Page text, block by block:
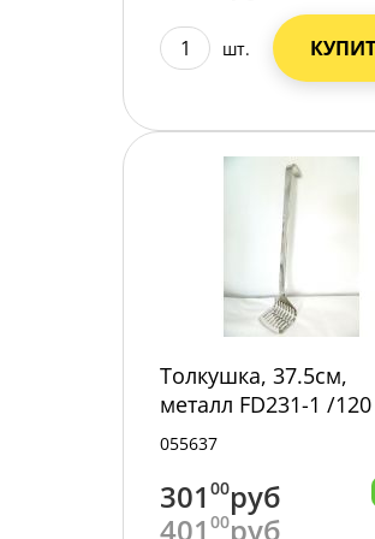
шт.
Толкушка, 37.5см,
металл FD231-1 /120
055637
301 00руб
401 00руб